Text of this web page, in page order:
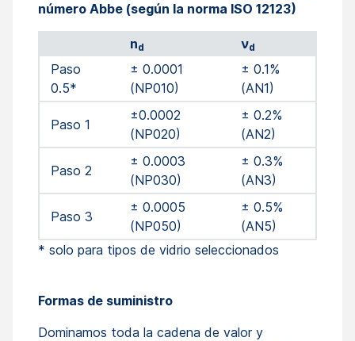
número Abbe (según la norma ISO 12123)
nd νd
Paso
0.5*
± 0.0001
(NP010)
± 0.1%
(AN1)
Paso 1
±0.0002
(NP020)
± 0.2%
(AN2)
Paso 2
± 0.0003
(NP030)
± 0.3%
(AN3)
Paso 3
± 0.0005
(NP050)
± 0.5%
(AN5)
* solo para tipos de vidrio seleccionados
Formas de suministro
Dominamos toda la cadena de valor y